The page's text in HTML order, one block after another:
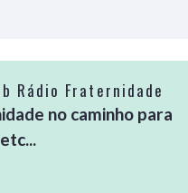
Rádio Fraternidade
no caminho para